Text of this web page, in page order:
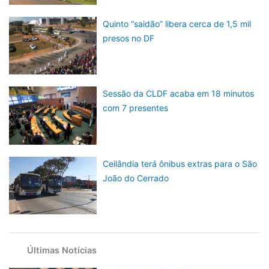
Quinto “saidão” libera cerca de 1,5 mil
presos no DF
Sessão da CLDF acaba em 18 minutos
com 7 presentes
Ceilândia terá ônibus extras para o São
João do Cerrado
Últimas Notícias